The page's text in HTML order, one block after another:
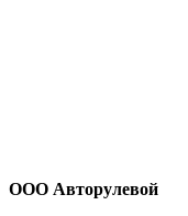
ООО Авторулевой